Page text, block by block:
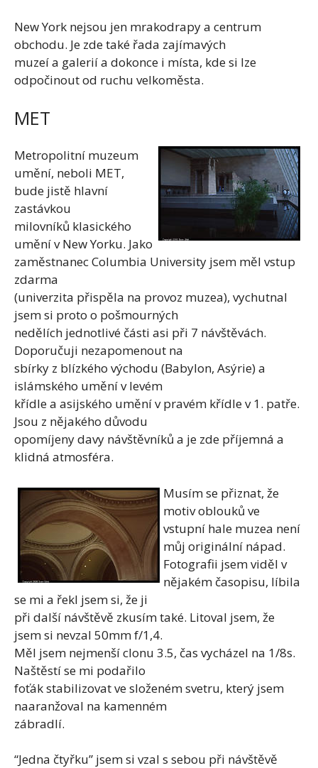
New York nejsou jen mrakodrapy a centrum
obchodu. Je zde také řada zajímavých
muzeí a galerií a dokonce i místa, kde si lze
odpočinout od ruchu velkoměsta.
MET
Metropolitní muzeum
umění, neboli MET,
bude jistě hlavní
zastávkou
milovníků klasického
umění v New Yorku. Jako
zaměstnanec Columbia University jsem měl vstup
zdarma
(univerzita přispěla na provoz muzea), vychutnal
jsem si proto o pošmourných
nedělích jednotlivé části asi při 7 návštěvách.
Doporučuji nezapomenout na
sbírky z blízkého východu (Babylon, Asýrie) a
islámského umění v levém
křídle a asijského umění v pravém křídle v 1. patře.
Jsou z nějakého důvodu
opomíjeny davy návštěvníků a je zde příjemná a
klidná atmosféra.
Musím se přiznat, že
motiv oblouků ve
vstupní hale muzea není
můj originální nápad.
Fotografii jsem viděl v
nějakém časopisu, líbila
se mi a řekl jsem si, že ji
při další návštěvě zkusím také. Litoval jsem, že
jsem si nevzal 50mm f/1,4.
Měl jsem nejmenší clonu 3.5, čas vycházel na 1/8s.
Naštěstí se mi podařilo
foťák stabilizovat ve složeném svetru, který jsem
naaranžoval na kamenném
zábradlí.
“Jedna čtyřku” jsem si vzal s sebou při návštěvě